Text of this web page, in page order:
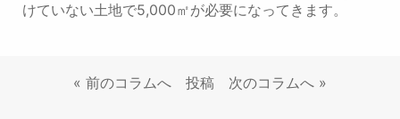
けていない土地で5,000㎡が必要になってきます。
« 前のコラムへ 投稿 次のコラムへ »